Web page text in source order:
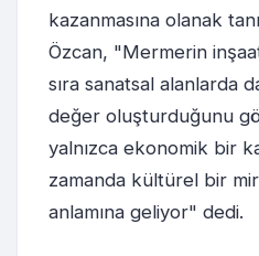
kazanmasına olanak
Özcan, "Mermerin
sıra sanatsal alanlarda
değer oluşturduğunu
yalnızca ekonomik bir
zamanda kültürel bir
anlamına geliyor" dedi.